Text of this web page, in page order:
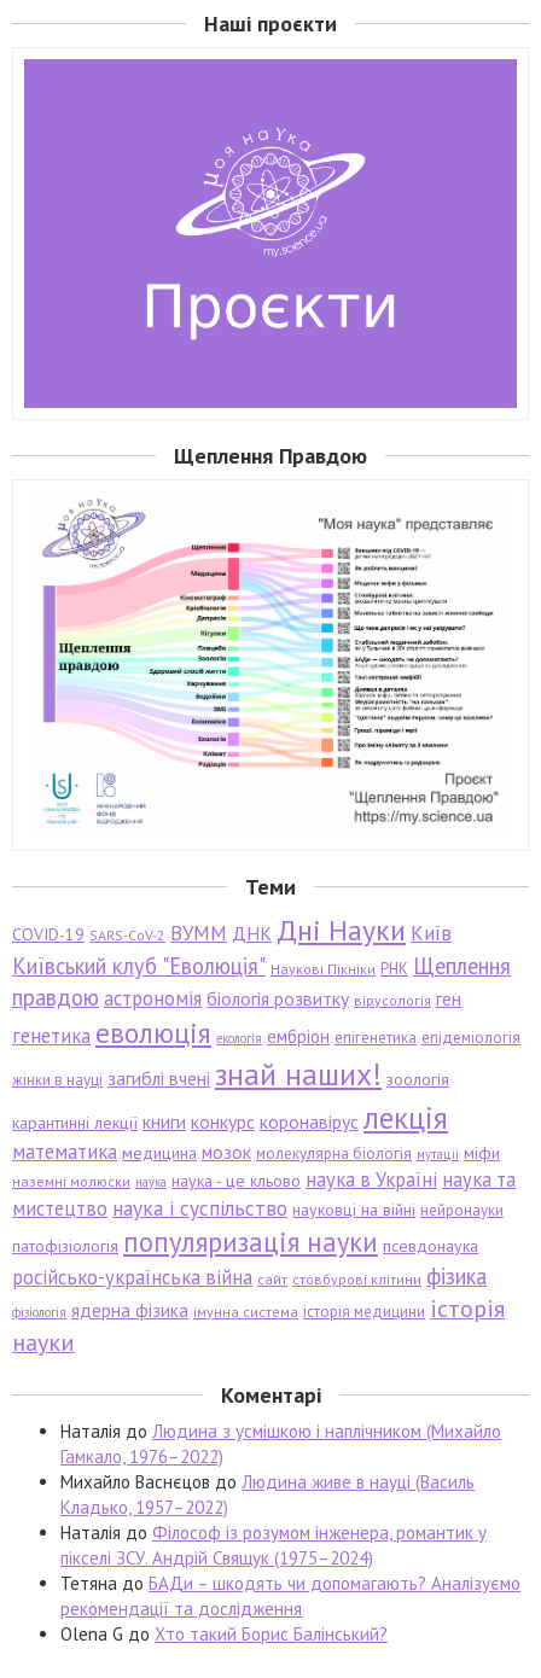
Наші проєкти
Щеплення Правдою
Теми
COVID-19 SARS-CoV-2 ВУММ ДНК Дні Науки Київ
Київський клуб "Еволюція" Наукові Пікніки РНК Щеплення
правдою астрономія біологія розвитку вірусологія ген
генетика еволюція екологія ембріон епігенетика епідеміологія
жінки в науці загиблі вчені знай наших! зоологія
карантинні лекції книги конкурс коронавірус лекція
математика медицина мозок молекулярна біологія мутації міфи
наземні молюски наука наука - це кльово наука в Україні наука та
мистецтво наука і суспільство науковці на війні нейронауки
патофізіологія популяризація науки псевдонаука
російсько-українська війна сайт стовбурові клітини фізика
фізіологія ядерна фізика імунна система історія медицини історія
науки
Коментарі
Наталія до Людина з усмішкою і наплічником (Михайло
Гамкало, 1976–2022)
Михайло Васнєцов до Людина живе в науці (Василь
Кладько, 1957–2022)
Наталія до Філософ із розумом інженера, романтик у
пікселі ЗСУ. Андрій Свящук (1975–2024)
Тетяна до БАДи – шкодять чи допомагають? Аналізуємо
рекомендації та дослідження
Olena G до Хто такий Борис Балінський?